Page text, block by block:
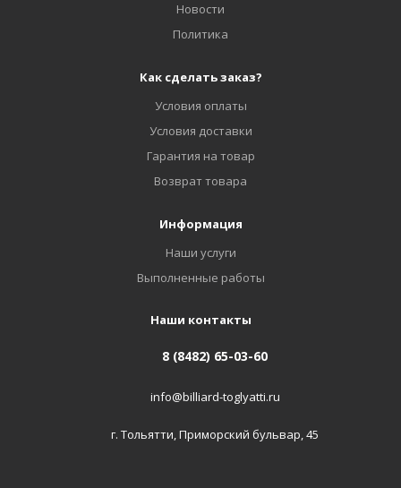
Новости
Политика
Как сделать заказ?
Условия оплаты
Условия доставки
Гарантия на товар
Возврат товара
Информация
Наши услуги
Выполненные работы
Наши контакты
8 (8482) 65-03-60
info@billiard-toglyatti.ru
г. Тольятти, Приморский бульвар, 45